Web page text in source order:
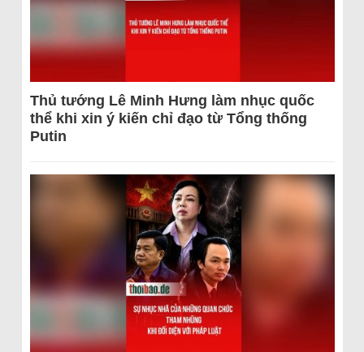
Thủ tướng Lê Minh Hưng làm nhục quốc
thể khi xin ý kiến chỉ đạo từ Tổng thống
Putin